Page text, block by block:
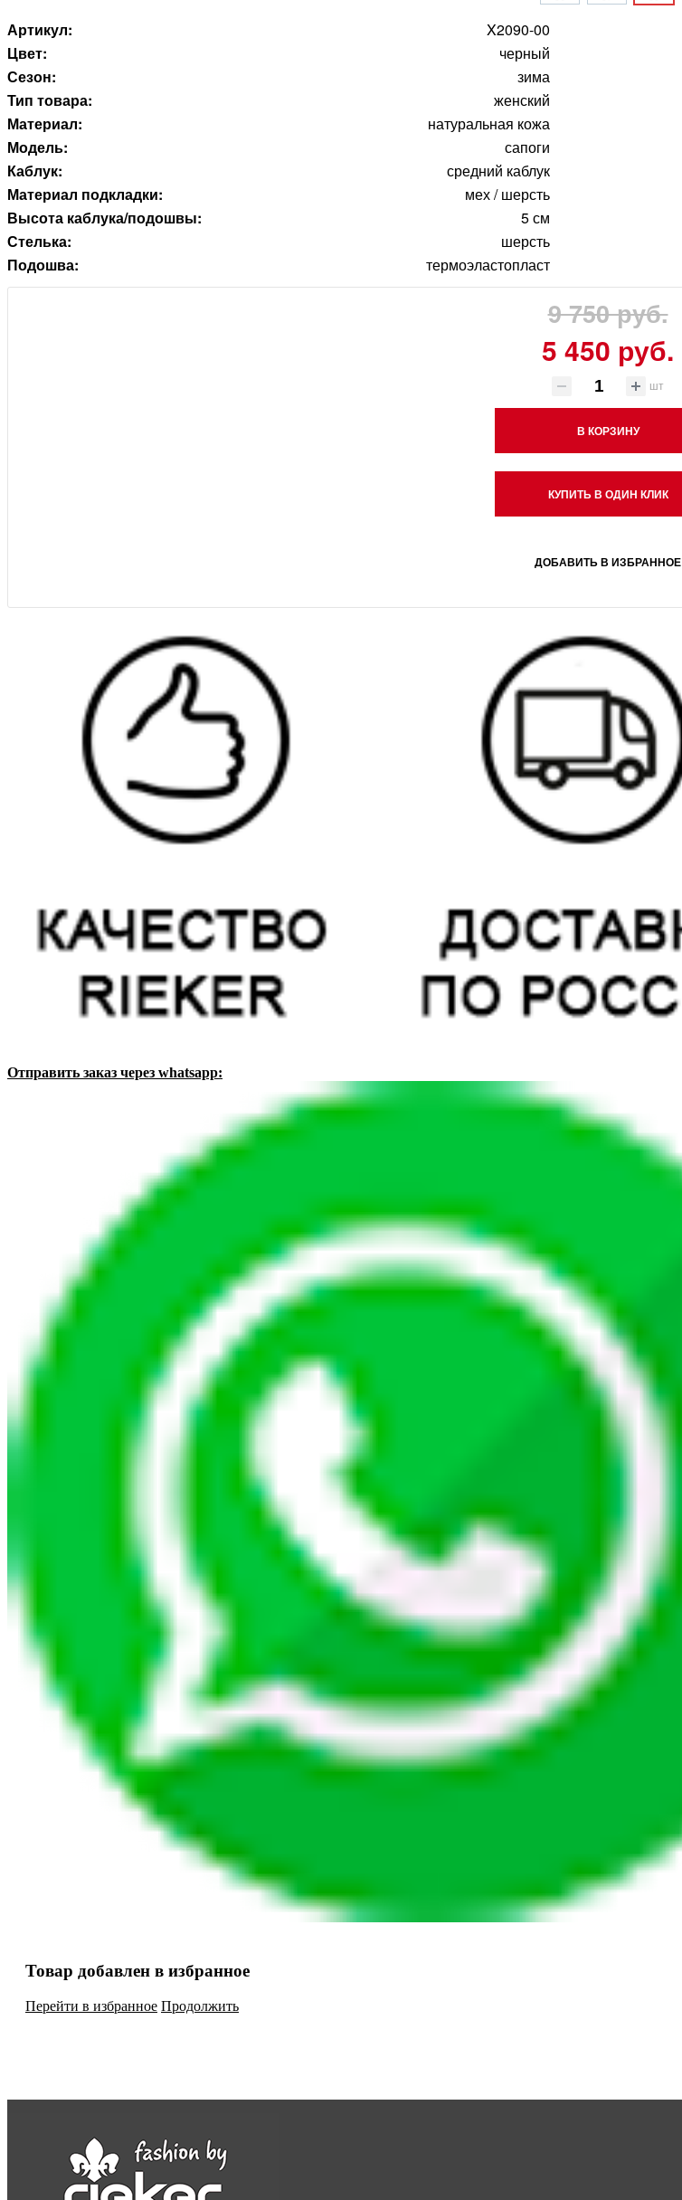
Артикул:
X2090-00
Цвет:
черный
Сезон:
зима
Тип товара:
женский
Материал:
натуральная кожа
Модель:
сапоги
Каблук:
средний каблук
Материал подкладки:
мех / шерсть
Высота каблука/подошвы:
5 см
Стелька:
шерсть
Подошва:
термоэластопласт
9 750 руб.
5 450 руб.
шт
В КОРЗИНУ
КУПИТЬ В ОДИН КЛИК
ДОБАВИТЬ В ИЗБРАННОЕ
Отправить заказ через whatsapp:
Товар добавлен в избранное
Перейти в избранное Продолжить